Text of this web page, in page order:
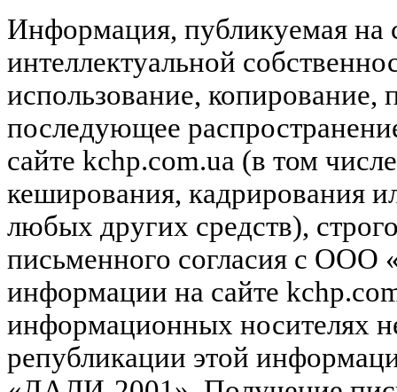
Информация, публикуемая на
интеллектуальной
использование, копирование,
последующее
сайте kchp.com.ua (в том
кеширования, кадрирования
любых других средств),
письменного согласия с
информации на сайте
информационных носителях
републикации этой